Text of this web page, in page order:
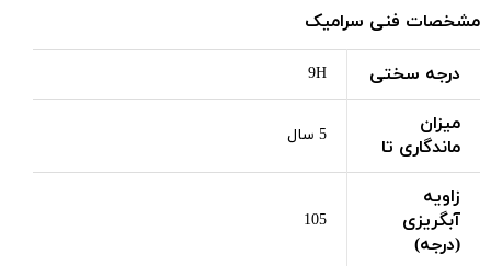
مشخصات فنی سرامیک
درجه سختی 9H
میزان
ماندگاری تا
5 سال
زاویه
آبگریزی
(درجه)
105